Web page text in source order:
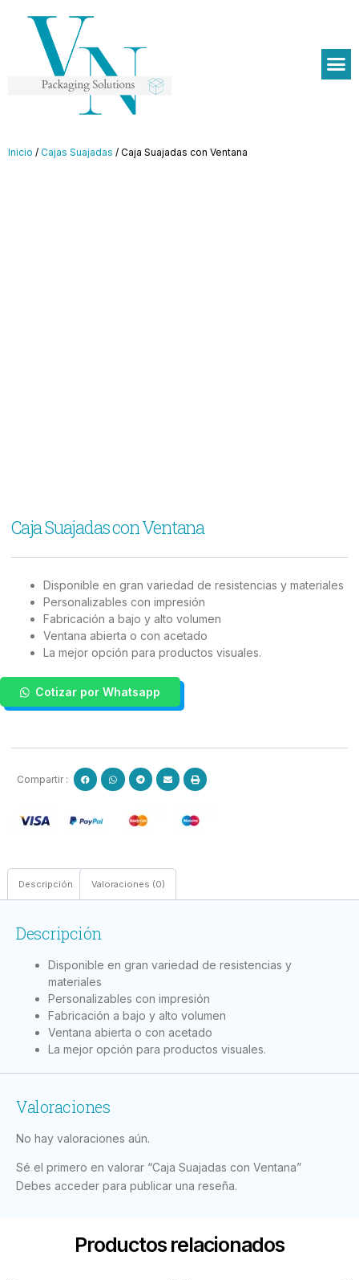
Inicio / Cajas Suajadas / Caja Suajadas con Ventana
Caja Suajadas con Ventana
Disponible en gran variedad de resistencias y materiales
Personalizables con impresión
Fabricación a bajo y alto volumen
Ventana abierta o con acetado
La mejor opción para productos visuales.
Cotizar por Whatsapp
Compartir :
Descripción Valoraciones (0)
Descripción
Disponible en gran variedad de resistencias y
materiales
Personalizables con impresión
Fabricación a bajo y alto volumen
Ventana abierta o con acetado
La mejor opción para productos visuales.
Valoraciones
No hay valoraciones aún.
Sé el primero en valorar “Caja Suajadas con Ventana”
Debes acceder para publicar una reseña.
Productos relacionados